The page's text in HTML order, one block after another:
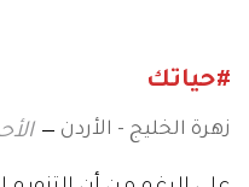
#حياتك
زهرة الخليج - الأردن الأحد 5 يونيو